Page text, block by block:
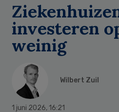
investeren
weinig
Wilbert Zuil
1 juni 2026, 16:21